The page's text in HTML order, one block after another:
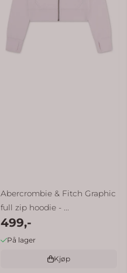
Abercrombie & Fitch Graphic
full zip hoodie - ...
499,-
På lager
Kjøp